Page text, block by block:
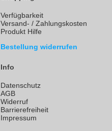
Verfügbarkeit
Versand- / Zahlungskosten
Produkt Hilfe
Bestellung widerrufen
Info
Datenschutz
AGB
Widerruf
Barrierefreiheit
Impressum